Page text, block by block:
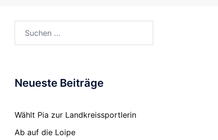
Neueste Beiträge
Wählt Pia zur Landkreissportlerin
Ab auf die Loipe